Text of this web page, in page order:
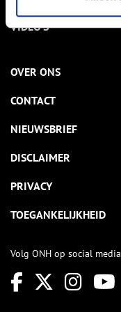
VIDEO’S
OVER ONS
CONTACT
NIEUWSBRIEF
DISCLAIMER
PRIVACY
TOEGANKELIJKHEID
Volg ONH op social media